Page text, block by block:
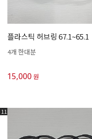
플라스틱 허브링 67.1~65.1
4개 한대분
15,000 원
11